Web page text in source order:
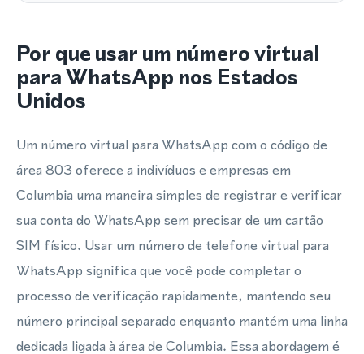
Por que usar um número virtual
para WhatsApp nos Estados
Unidos
Um número virtual para WhatsApp com o código de
área 803 oferece a indivíduos e empresas em
Columbia uma maneira simples de registrar e verificar
sua conta do WhatsApp sem precisar de um cartão
SIM físico. Usar um número de telefone virtual para
WhatsApp significa que você pode completar o
processo de verificação rapidamente, mantendo seu
número principal separado enquanto mantém uma linha
dedicada ligada à área de Columbia. Essa abordagem é